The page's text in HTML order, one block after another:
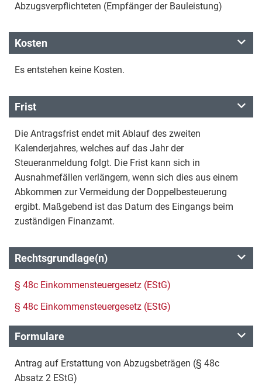
Abzugsverpflichteten (Empfänger der Bauleistung)
Kosten
Es entstehen keine Kosten.
Frist
Die Antragsfrist endet mit Ablauf des zweiten
Kalenderjahres, welches auf das Jahr der
Steueranmeldung folgt. Die Frist kann sich in
Ausnahmefällen verlängern, wenn sich dies aus einem
Abkommen zur Vermeidung der Doppelbesteuerung
ergibt. Maßgebend ist das Datum des Eingangs beim
zuständigen Finanzamt.
Rechtsgrundlage(n)
§ 48c Einkommensteuergesetz (EStG)
§ 48c Einkommensteuergesetz (EStG)
Formulare
Antrag auf Erstattung von Abzugsbeträgen (§ 48c
Absatz 2 EStG)